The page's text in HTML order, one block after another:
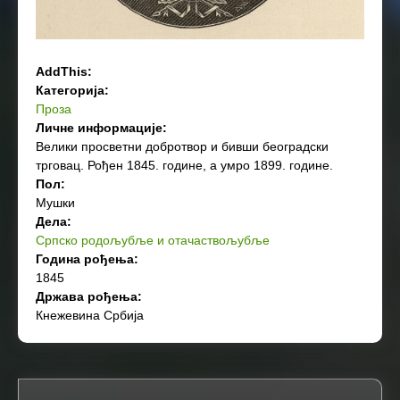
AddThis:
Категорија:
Проза
Личне информације:
Велики просветни добротвор и бивши београдски
трговац. Рођен 1845. године, а умро 1899. године.
Пол:
Мушки
Дела:
Српско родољубље и отачаствољубље
Година рођења:
1845
Држава рођења:
Кнежевина Србија